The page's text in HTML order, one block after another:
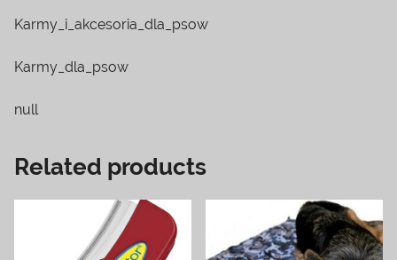
Karmy_i_akcesoria_dla_psow
Karmy_dla_psow
null
Related products